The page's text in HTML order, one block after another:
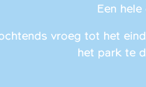
Een
vroeg tot het
het park te